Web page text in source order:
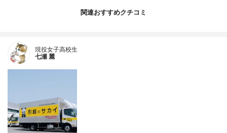
関連おすすめクチコミ
現役女子高校生
七瀬 麗